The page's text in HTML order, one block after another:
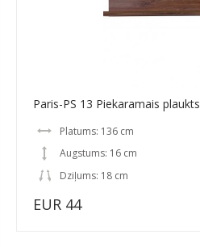
Paris-PS 13 Piekaramais plaukts
Platums: 136 cm
Augstums: 16 cm
Dziļums: 18 cm
EUR 44